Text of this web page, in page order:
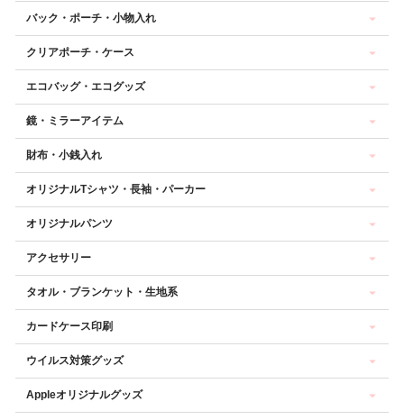
バック・ポーチ・小物入れ
クリアポーチ・ケース
エコバッグ・エコグッズ
鏡・ミラーアイテム
財布・小銭入れ
オリジナルTシャツ・長袖・パーカー
オリジナルパンツ
アクセサリー
タオル・ブランケット・生地系
カードケース印刷
ウイルス対策グッズ
Appleオリジナルグッズ